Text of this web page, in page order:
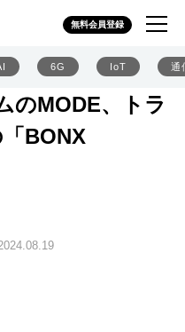
無料会員登録
6G IoT 通
のMODE、トラ
BONX